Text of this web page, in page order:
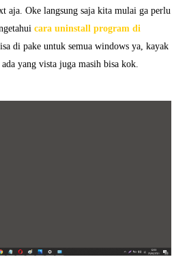
aja. Oke langsung saja kita mulai ga perlu
cara uninstall program di
di pake untuk semua windows ya, kayak
yang vista juga masih bisa kok.